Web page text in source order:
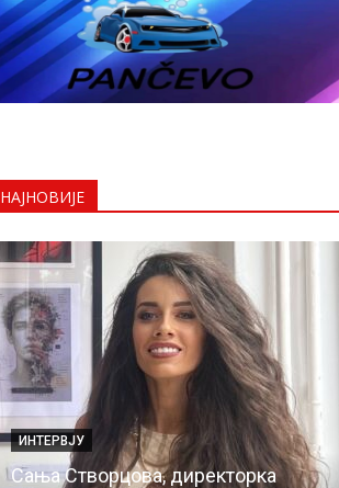
НАЈНОВИЈЕ
ИНТЕРВЈУ
Сања Створцова, директорка